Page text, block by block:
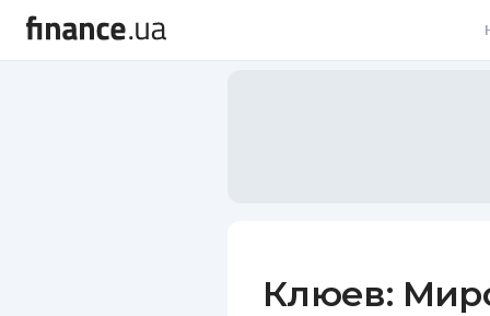
Клюев: